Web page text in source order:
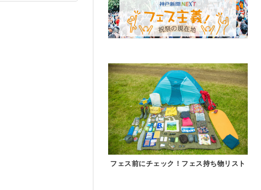
フェス前にチェック！フェス持ち物リスト